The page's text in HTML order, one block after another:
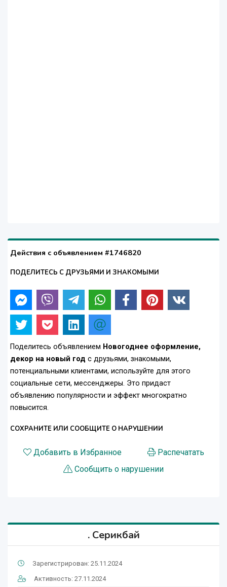
Действия с объявлением #1746820
ПОДЕЛИТЕСЬ С ДРУЗЬЯМИ И ЗНАКОМЫМИ
Поделитесь объявлением Новогоднее оформление,
декор на новый год с друзьями, знакомыми,
потенциальными клиентами, используйте для этого
социальные сети, мессенджеры. Это придаст
объявлению популярности и эффект многократно
повысится.
СОХРАНИТЕ ИЛИ СООБЩИТЕ О НАРУШЕНИИ
Добавить в Избранное
Распечатать
Сообщить о нарушении
. Серикбай
Зарегистрирован: 25.11.2024
Активность: 27.11.2024